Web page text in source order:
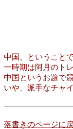
中国、ということ
一時期は阿月のト
中国というお題で
いや、派手なチャ
落書きのページに